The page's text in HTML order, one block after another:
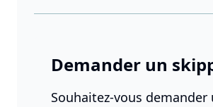
Demander un
Souhaitez-vous demander